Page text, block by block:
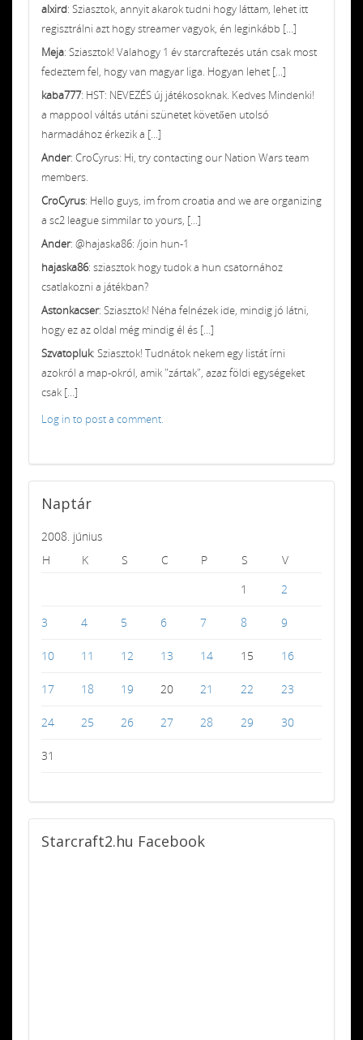
alxird: Sziasztok, annyit akarok tudni hogy láttam, lehet itt
regisztrálni azt hogy streamer vagyok, én leginkább [...]
Meja: Sziasztok! Valahogy 1 év starcraftezés után csak most
fedeztem fel, hogy van magyar liga. Hogyan lehet [...]
kaba777: HST: NEVEZÉS új játékosoknak. Kedves Mindenki!
a mappool váltás utáni szünetet követően utolsó
harmadához érkezik a [...]
Ander: CroCyrus: Hi, try contacting our Nation Wars team
members.
CroCyrus: Hello guys, im from croatia and we are organizing
a sc2 league simmilar to yours, [...]
Ander: @hajaska86: /join hun-1
hajaska86: sziasztok hogy tudok a hun csatornához
csatlakozni a játékban?
Astonkacser: Sziasztok! Néha felnézek ide, mindig jó látni,
hogy ez az oldal még mindig él és [...]
Szvatopluk: Sziasztok! Tudnátok nekem egy listát írni
azokról a map-okról, amik "zártak", azaz földi egységeket
csak [...]
Log in to post a comment.
Naptár
2008. június
H
K S C P S
V
1
2
3 4 5 6 7 8 9
10 11 12 13 14 15 16
17 18 19 20 21 22 23
24 25 26 27 28 29 30
31
Starcraft2.hu Facebook